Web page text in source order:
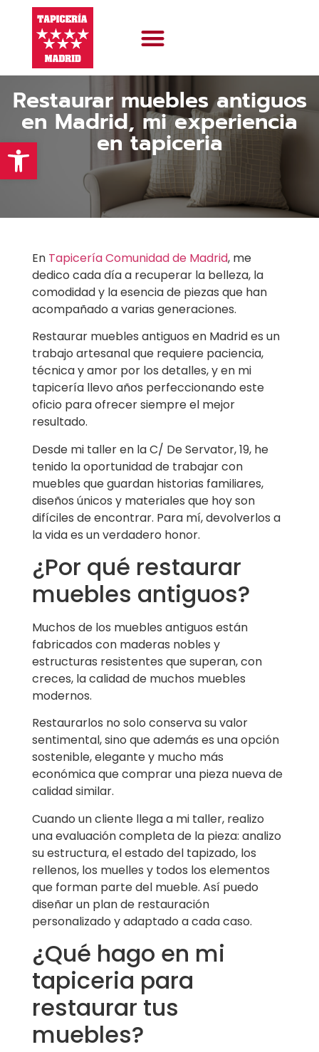
Restaurar muebles antiguos
en Madrid, mi experiencia
en tapiceria
En Tapicería Comunidad de Madrid, me
dedico cada día a recuperar la belleza, la
comodidad y la esencia de piezas que han
acompañado a varias generaciones.
Restaurar muebles antiguos en Madrid es un
trabajo artesanal que requiere paciencia,
técnica y amor por los detalles, y en mi
tapicería llevo años perfeccionando este
oficio para ofrecer siempre el mejor
resultado.
Desde mi taller en la C/ De Servator, 19, he
tenido la oportunidad de trabajar con
muebles que guardan historias familiares,
diseños únicos y materiales que hoy son
difíciles de encontrar. Para mí, devolverlos a
la vida es un verdadero honor.
¿Por qué restaurar
muebles antiguos?
Muchos de los muebles antiguos están
fabricados con maderas nobles y
estructuras resistentes que superan, con
creces, la calidad de muchos muebles
modernos.
Restaurarlos no solo conserva su valor
sentimental, sino que además es una opción
sostenible, elegante y mucho más
económica que comprar una pieza nueva de
calidad similar.
Cuando un cliente llega a mi taller, realizo
una evaluación completa de la pieza: analizo
su estructura, el estado del tapizado, los
rellenos, los muelles y todos los elementos
que forman parte del mueble. Así puedo
diseñar un plan de restauración
personalizado y adaptado a cada caso.
¿Qué hago en mi
tapiceria para
restaurar tus
muebles?
Abrir barra de herramientas